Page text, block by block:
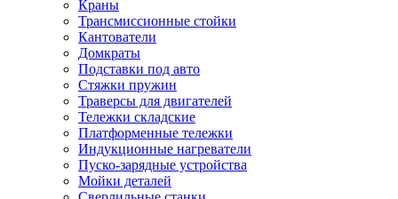
Краны
Трансмиссионные стойки
Кантователи
Домкраты
Подставки под авто
Стяжки пружин
Траверсы для двигателей
Тележки складские
Платформенные тележки
Индукционные нагреватели
Пуско-зарядные устройства
Мойки деталей